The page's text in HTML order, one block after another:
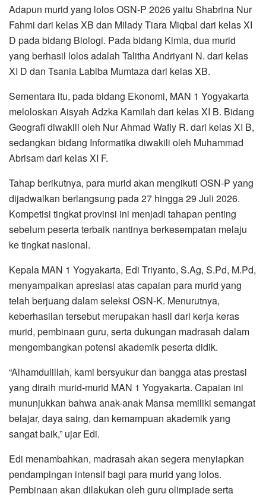
Adapun murid yang lolos OSN-P 2026 yaitu Shabrina Nur
Fahmi dari kelas XB dan Milady Tiara Miqbal dari kelas XI
D pada bidang Biologi. Pada bidang Kimia, dua murid
yang berhasil lolos adalah Talitha Andriyani N. dari kelas
XI D dan Tsania Labiba Mumtaza dari kelas XB.
Sementara itu, pada bidang Ekonomi, MAN 1 Yogyakarta
meloloskan Aisyah Adzka Kamilah dari kelas XI B. Bidang
Geografi diwakili oleh Nur Ahmad Wafiy R. dari kelas XI B,
sedangkan bidang Informatika diwakili oleh Muhammad
Abrisam dari kelas XI F.
Tahap berikutnya, para murid akan mengikuti OSN-P yang
dijadwalkan berlangsung pada 27 hingga 29 Juli 2026.
Kompetisi tingkat provinsi ini menjadi tahapan penting
sebelum peserta terbaik nantinya berkesempatan melaju
ke tingkat nasional.
Kepala MAN 1 Yogyakarta, Edi Triyanto, S.Ag, S.Pd, M.Pd,
menyampaikan apresiasi atas capaian para murid yang
telah berjuang dalam seleksi OSN-K. Menurutnya,
keberhasilan tersebut merupakan hasil dari kerja keras
murid, pembinaan guru, serta dukungan madrasah dalam
mengembangkan potensi akademik peserta didik.
“Alhamdulillah, kami bersyukur dan bangga atas prestasi
yang diraih murid-murid MAN 1 Yogyakarta. Capaian ini
mununjukkan bahwa anak-anak Mansa memiliki semangat
belajar, daya saing, dan kemampuan akademik yang
sangat baik,” ujar Edi.
Edi menambahkan, madrasah akan segera menyiapkan
pendampingan intensif bagi para murid yang lolos.
Pembinaan akan dilakukan oleh guru olimpiade serta